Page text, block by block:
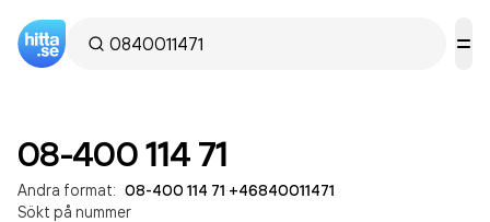
08-400 114 71
Andra format: 08-400 114 71 +46840011471
Sökt på nummer